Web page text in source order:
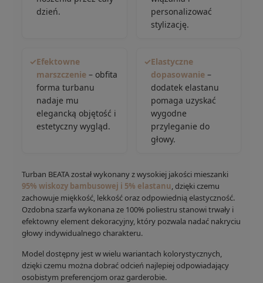
dzień.
personalizować
stylizację.
✓Efektowne
marszczenie – obfita
forma turbanu
nadaje mu
elegancką objętość i
estetyczny wygląd.
✓Elastyczne
dopasowanie–
dodatek elastanu
pomaga uzyskać
wygodne
przyleganie do
głowy.
Turban BEATA został wykonany z wysokiej jakości mieszanki
95% wiskozy bambusowej i 5% elastanu, dzięki czemu
zachowuje miękkość, lekkość oraz odpowiednią elastyczność.
Ozdobna szarfa wykonana ze 100% poliestru stanowi trwały i
efektowny element dekoracyjny, który pozwala nadać nakryciu
głowy indywidualnego charakteru.
Model dostępny jest w wielu wariantach kolorystycznych,
dzięki czemu można dobrać odcień najlepiej odpowiadający
osobistym preferencjom oraz garderobie.